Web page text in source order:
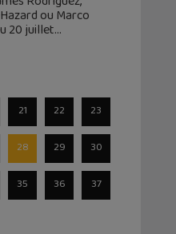
ou Marco
20 juillet
21 22 23
28 29 30
35 36 37